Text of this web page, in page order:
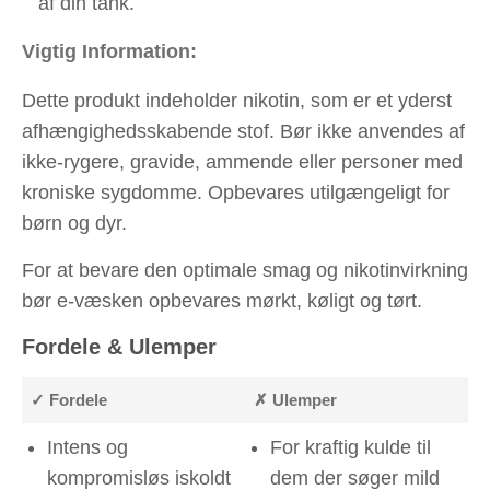
Vigtig Information:
Dette produkt indeholder nikotin, som er et yderst
afhængighedsskabende stof. Bør ikke anvendes af
ikke-rygere, gravide, ammende eller personer med
kroniske sygdomme. Opbevares utilgængeligt for
børn og dyr.
For at bevare den optimale smag og nikotinvirkning
bør e-væsken opbevares mørkt, køligt og tørt.
Fordele & Ulemper
✓ Fordele ✗ Ulemper
Intens og
kompromisløs iskoldt
For kraftig kulde til
dem der søger mild